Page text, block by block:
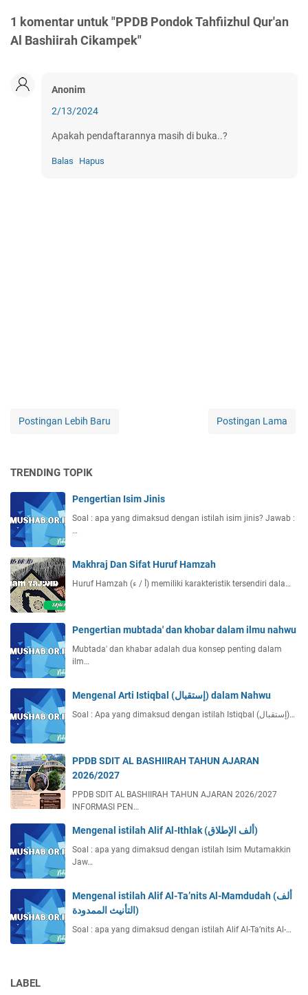
1 komentar untuk "PPDB Pondok Tahfiizhul Qur'an
Al Bashiirah Cikampek"
Anonim
2/13/2024
Apakah pendaftarannya masih di buka..?
Balas Hapus
Postingan Lebih Baru Postingan Lama
TRENDING TOPIK
Pengertian Isim Jinis
Soal : apa yang dimaksud dengan istilah isim jinis? Jawab :
…
Makhraj Dan Sifat Huruf Hamzah
Huruf Hamzah (أ / ء) memiliki karakteristik tersendiri dala…
Pengertian mubtada' dan khobar dalam ilmu nahwu
Mubtada' dan khabar adalah dua konsep penting dalam
ilm…
Mengenal Arti Istiqbal (إستقبال) dalam Nahwu
Soal : Apa yang dimaksud dengan istilah Istiqbal (إستقبال)…
PPDB SDIT AL BASHIIRAH TAHUN AJARAN
2026/2027
PPDB SDIT AL BASHIIRAH TAHUN AJARAN 2026/2027
INFORMASI PEN…
Mengenal istilah Alif Al-Ithlak (ألف الإطلاق)
Soal : apa yang dimaksud dengan istilah Isim Mutamakkin
Jaw…
Mengenal istilah Alif Al-Ta’nits Al-Mamdudah (ألف
التأنيث الممدودة)
Soal : apa yang dimaksud dengan istilah Alif Al-Ta’nits Al-…
LABEL